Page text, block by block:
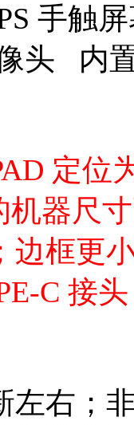
手触
头 内
定位
机器尺
边框更
C 接
左右；